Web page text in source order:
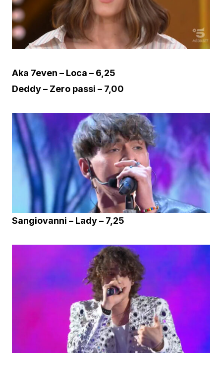
Aka 7even – Loca – 6,25
Deddy – Zero passi – 7,00
Sangiovanni – Lady – 7,25